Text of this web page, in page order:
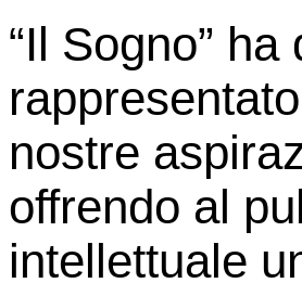
“Il Sogno”
nostre
offrendo al
intellettuale